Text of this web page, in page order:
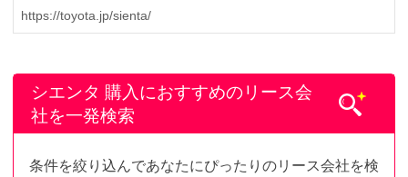
https://toyota.jp/sienta/
シエンタ 購入におすすめのリース会
社を一発検索
条件を絞り込んであなたにぴったりのリース会社を検